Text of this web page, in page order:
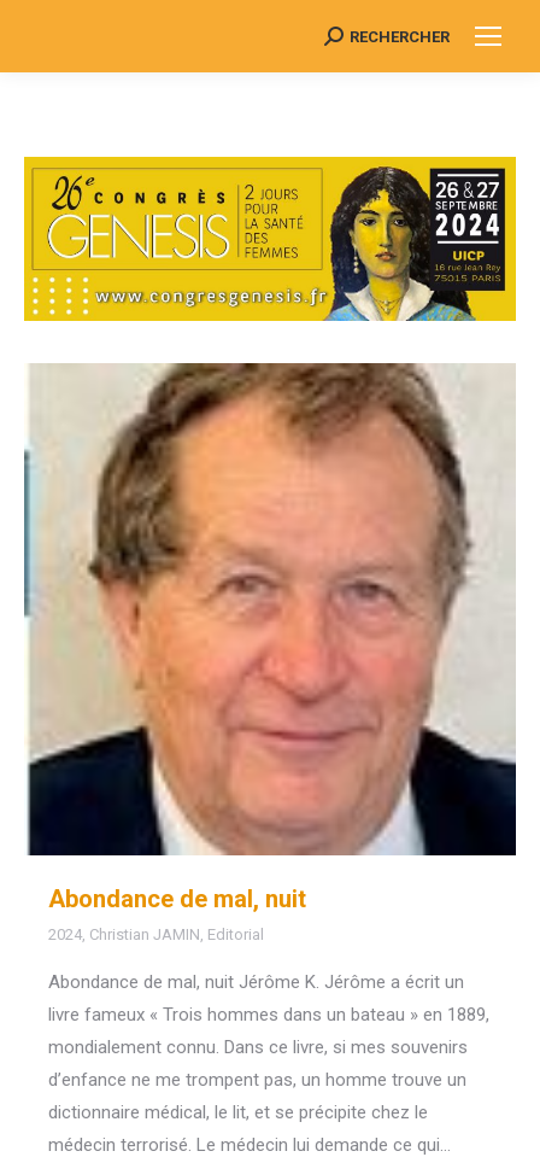
Search:
RECHERCHER
Abondance de mal, nuit
2024 Christian JAMIN Editorial
Abondance de mal, nuit Jérôme K. Jérôme a écrit un
livre fameux « Trois hommes dans un bateau » en 1889,
mondialement connu. Dans ce livre, si mes souvenirs
d’enfance ne me trompent pas, un homme trouve un
dictionnaire médical, le lit, et se précipite chez le
médecin terrorisé. Le médecin lui demande ce qui…